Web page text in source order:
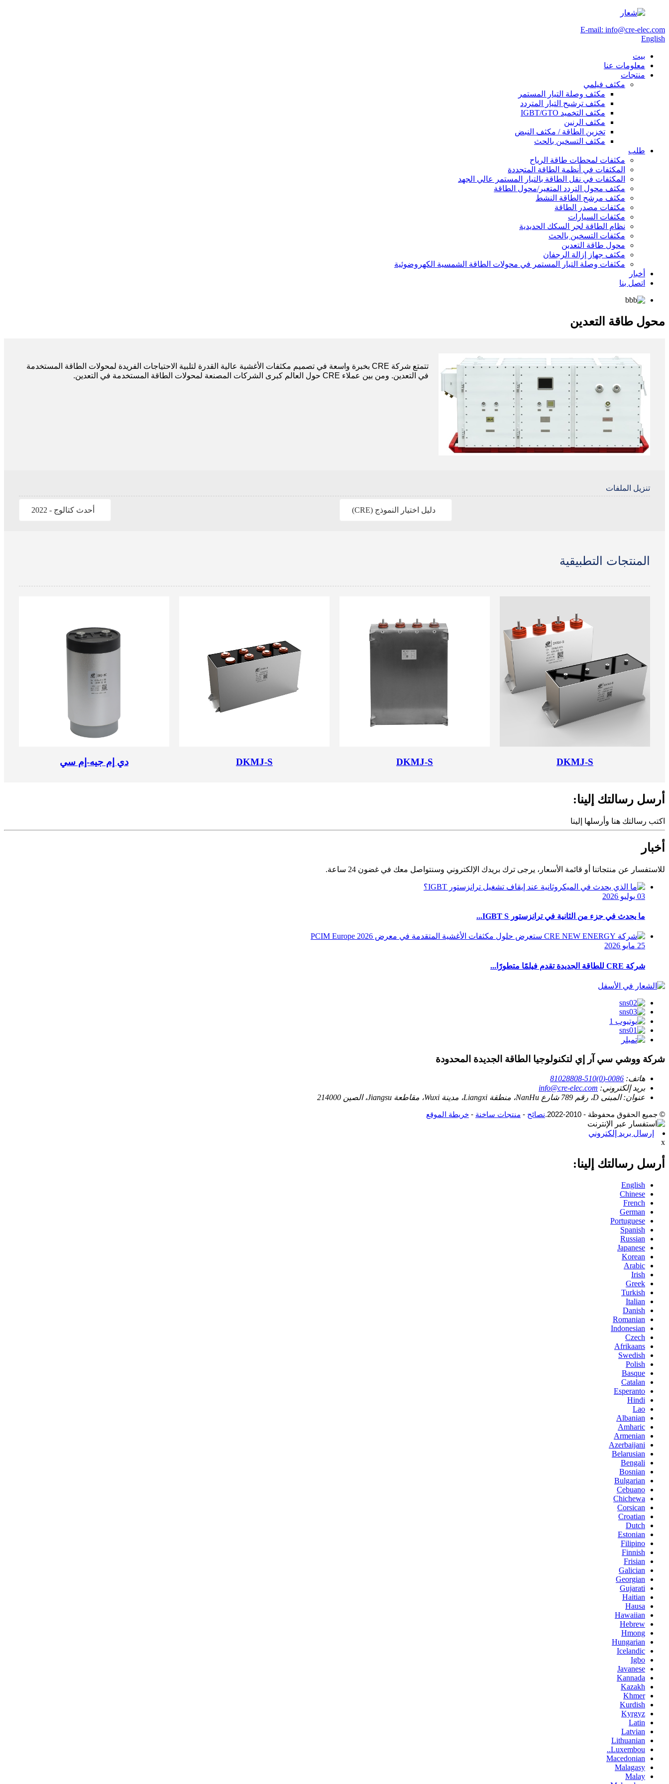
E-mail: info@cre-elec.com
English
بيت
معلومات عنا
منتجات
مكثف فيلمي
مكثف وصلة التيار المستمر
مكثف ترشيح التيار المتردد
مكثف التخميد IGBT/GTO
مكثف الرنين
تخزين الطاقة / مكثف النبض
مكثف التسخين بالحث
طلب
مكثفات لمحطات طاقة الرياح
المكثفات في أنظمة الطاقة المتجددة
المكثفات في نقل الطاقة بالتيار المستمر عالي الجهد
مكثف محول التردد المتغير/محول الطاقة
مكثف مرشح الطاقة النشط
مكثفات مصدر الطاقة
مكثفات السيارات
نظام الطاقة لجر السكك الحديدية
مكثفات التسخين بالحث
محول طاقة التعدين
مكثف جهاز إزالة الرجفان
مكثفات وصلة التيار المستمر في محولات الطاقة الشمسية الكهروضوئية
أخبار
اتصل بنا
محول طاقة التعدين
تتمتع شركة CRE بخبرة واسعة في تصميم مكثفات الأغشية عالية القدرة لتلبية الاحتياجات الفريدة لمحولات الطاقة المستخدمة
في التعدين. ومن بين عملاء CRE حول العالم كبرى الشركات المصنعة لمحولات الطاقة المستخدمة في التعدين.
تنزيل الملفات
أحدث كتالوج - 2022 دليل اختيار النموذج (CRE)
المنتجات التطبيقية
دي إم جيه-إم سي DKMJ-S DKMJ-S DKMJ-S
أرسل رسالتك إلينا:
اكتب رسالتك هنا وأرسلها إلينا
أخبار
للاستفسار عن منتجاتنا أو قائمة الأسعار، يرجى ترك بريدك الإلكتروني وسنتواصل معك في غضون 24 ساعة.
03 يوليو 2026
ما يحدث في جزء من الثانية في ترانزستور IGBT S...
25 مايو 2026
شركة CRE للطاقة الجديدة تقدم فيلمًا متطورًا...
شركة ووشي سي آر إي لتكنولوجيا الطاقة الجديدة المحدودة
هاتف: 0086-(0)510-81028808
بريد إلكتروني: info@cre-elec.com
عنوان: المبنى D، رقم 789 شارع NanHu، منطقة Liangxi، مدينة Wuxi، مقاطعة Jiangsu، الصين 214000
© جميع الحقوق محفوظة - 2010-2022.
نصائح - منتجات ساخنة - خريطة الموقع
إرسال بريد إلكتروني
x
أرسل رسالتك إلينا:
English
Chinese
French
German
Portuguese
Spanish
Russian
Japanese
Korean
Arabic
Irish
Greek
Turkish
Italian
Danish
Romanian
Indonesian
Czech
Afrikaans
Swedish
Polish
Basque
Catalan
Esperanto
Hindi
Lao
Albanian
Amharic
Armenian
Azerbaijani
Belarusian
Bengali
Bosnian
Bulgarian
Cebuano
Chichewa
Corsican
Croatian
Dutch
Estonian
Filipino
Finnish
Frisian
Galician
Georgian
Gujarati
Haitian
Hausa
Hawaiian
Hebrew
Hmong
Hungarian
Icelandic
Igbo
Javanese
Kannada
Kazakh
Khmer
Kurdish
Kyrgyz
Latin
Latvian
Lithuanian
Luxembou..
Macedonian
Malagasy
Malay